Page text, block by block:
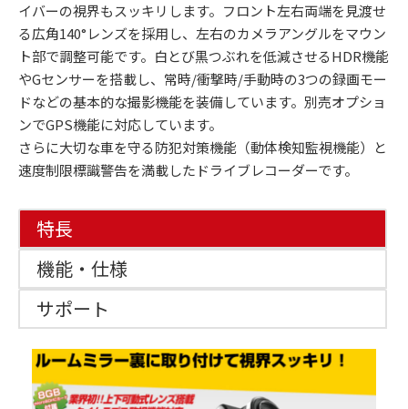
イバーの視界もスッキリします。フロント左右両端を見渡せ
る広角140°レンズを採用し、左右のカメラアングルをマウン
ト部で調整可能です。白とび黒つぶれを低減させるHDR機能
やGセンサーを搭載し、常時/衝撃時/手動時の3つの録画モー
ドなどの基本的な撮影機能を装備しています。別売オプショ
ンでGPS機能に対応しています。
さらに大切な車を守る防犯対策機能（動体検知監視機能）と
速度制限標識警告を満載したドライブレコーダーです。
特長
機能・仕様
サポート